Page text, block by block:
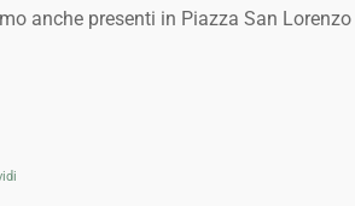
anche presenti in Piazza San